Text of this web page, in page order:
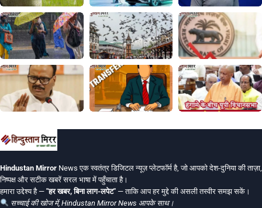
Hindustan Mirror News एक स्वतंत्र डिजिटल न्यूज़ प्लेटफॉर्म है, जो आपको देश-दुनिया की ताज़ा,
निष्पक्ष और सटीक खबरें सरल भाषा में पहुँचाता है।
हमारा उद्देश्य है — "हर खबर, बिना लाग-लपेट" — ताकि आप हर मुद्दे की असली तस्वीर समझ सकें।
सच्चाई की खोज में, Hindustan Mirror News आपके साथ।